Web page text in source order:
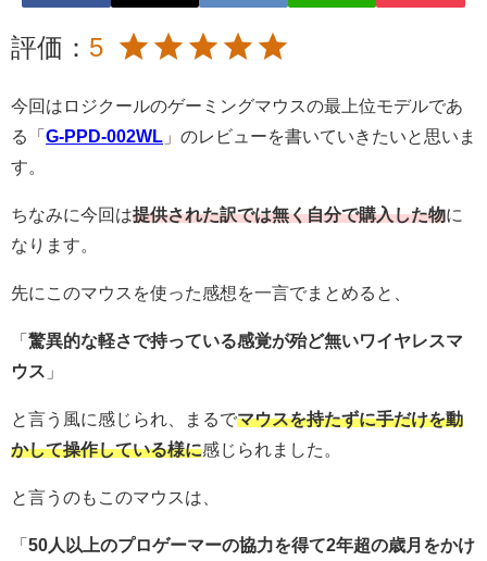
評価： 5
今回はロジクールのゲーミングマウスの最上位モデルであ
る「 G-PPD-002WL
」のレビューを書いていきたいと思いま
す。
ちなみに今回は提供された訳では無く自分で購入した物に
なります。
先にこのマウスを使った感想を一言でまとめると、
「 驚異的な軽さで持っている感覚が殆ど無いワイヤレスマ
ウス 」
と言う風に感じられ、まるでマウスを持たずに手だけを動
かして操作している様に感じられました。
と言うのもこのマウスは、
「 50人以上のプロゲーマーの協力を得て2年超の歳月をかけ